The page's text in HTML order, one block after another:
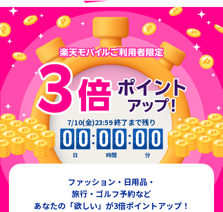
7/10(金)23:59 終了まで残り
00
日
00
時間
00
分
ファッション・日用品・
旅行・ゴルフ予約など
あなたの「欲しい」が3倍ポイントアップ！